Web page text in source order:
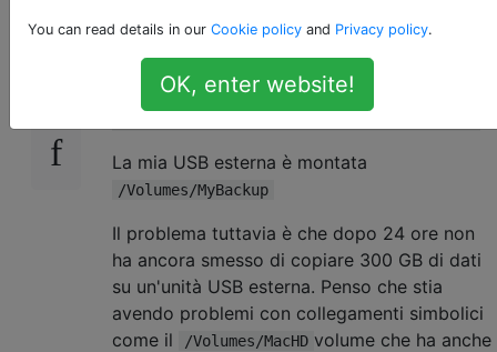
13
Ho studiato questo per ore. In modalità
utente singolo, ho usato:
La mia USB esterna è montata
/Volumes/MyBackup
Il problema tuttavia è che dopo 24 ore non
ha ancora smesso di copiare 300 GB di dati
su un'unità USB esterna. Penso che stia
avendo problemi con collegamenti simbolici
come il
/Volumes/MacHD volume che ha anche
You can read details in our Cookie policy and Privacy policy.
OK, enter website!